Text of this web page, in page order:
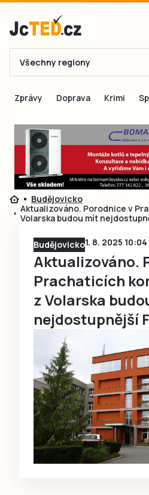
E-mail
Přihlásit
Přihlásit se
Ještě nemám účet,
Všechny regiony
Zprávy Doprava Krimi
Budějovicko
Aktualizováno. Porodnice v
Volarska budou mít
Budějovicko1. 8. 2025 10:04
Aktualizováno.
Prachaticích
z Volarska
nejdostupnější